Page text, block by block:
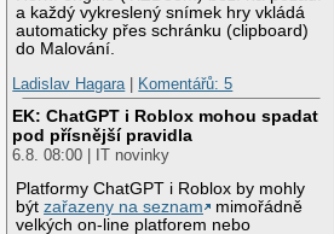
a každý vykreslený snímek hry vkládá
automaticky přes schránku (clipboard)
do Malování.
Ladislav Hagara| Komentářů: 5
EK: ChatGPT i Roblox mohou spadat
pod přísnější pravidla
6.8. 08:00 | IT novinky
Platformy ChatGPT i Roblox by mohly
býtzařazeny na seznam
mimořádně
velkých on-line platforem nebo